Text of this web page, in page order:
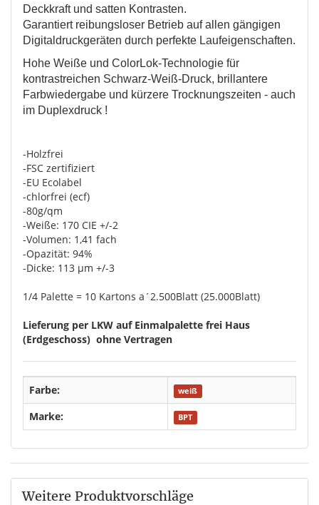
Deckkraft und satten Kontrasten.
Garantiert reibungsloser Betrieb auf allen gängigen
Digitaldruckgeräten durch perfekte Laufeigenschaften.
Hohe Weiße und ColorLok-Technologie für
kontrastreichen Schwarz-Weiß-Druck, brillantere
Farbwiedergabe und kürzere Trocknungszeiten - auch
im Duplexdruck !
-Holzfrei
-FSC zertifiziert
-EU Ecolabel
-chlorfrei (ecf)
-80g/qm
-Weiße: 170 CIE +/-2
-Volumen: 1,41 fach
-Opazität: 94%
-Dicke: 113 µm +/-3
1/4 Palette = 10 Kartons a´2.500Blatt (25.000Blatt)
Lieferung per LKW auf Einmalpalette frei Haus
(Erdgeschoss) ohne Vertragen
Farbe: weiß
Marke: BPT
Weitere Produktvorschläge